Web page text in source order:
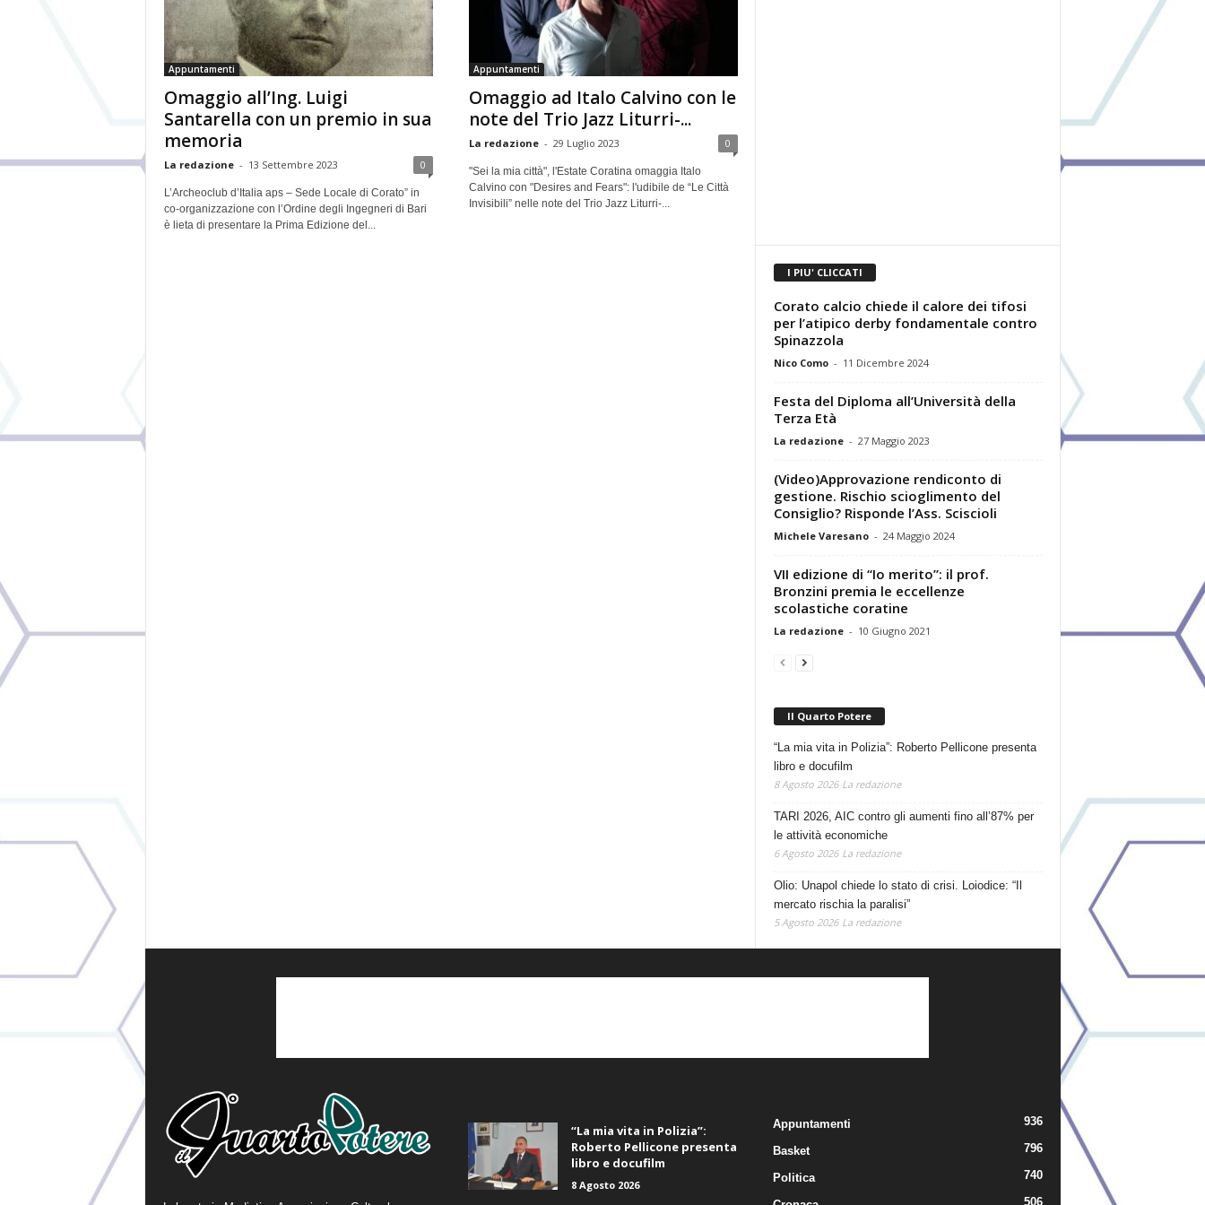
Appuntamenti
Omaggio all’Ing. Luigi
Santarella con un premio in sua
memoria
La redazione - 13 Settembre 2023 0
L’Archeoclub d’Italia aps – Sede Locale di Corato” in
co-organizzazione con l’Ordine degli Ingegneri di Bari
è lieta di presentare la Prima Edizione del...
Appuntamenti
Omaggio ad Italo Calvino con le
note del Trio Jazz Liturri-...
La redazione - 29 Luglio 2023 0
"Sei la mia città", l'Estate Coratina omaggia Italo
Calvino con "Desires and Fears": l'udibile de “Le Città
Invisibili” nelle note del Trio Jazz Liturri-...
I PIU' CLICCATI
Corato calcio chiede il calore dei tifosi
per l’atipico derby fondamentale contro
Spinazzola
Nico Como - 11 Dicembre 2024
Festa del Diploma all’Università della
Terza Età
La redazione - 27 Maggio 2023
(Video)Approvazione rendiconto di
gestione. Rischio scioglimento del
Consiglio? Risponde l’Ass. Sciscioli
Michele Varesano - 24 Maggio 2024
VII edizione di “Io merito”: il prof.
Bronzini premia le eccellenze
scolastiche coratine
La redazione - 10 Giugno 2021
Il Quarto Potere
“La mia vita in Polizia”: Roberto Pellicone presenta
libro e docufilm
8 Agosto 2026 La redazione
TARI 2026, AIC contro gli aumenti fino all’87% per
le attività economiche
6 Agosto 2026 La redazione
Olio: Unapol chiede lo stato di crisi. Loiodice: “Il
mercato rischia la paralisi”
5 Agosto 2026 La redazione
“La mia vita in Polizia”:
Roberto Pellicone presenta
libro e docufilm
8 Agosto 2026
Appuntamenti 936
Basket 796
Politica 740
506